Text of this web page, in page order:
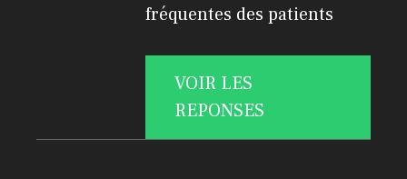
fréquentes des patients
VOIR LES
REPONSES